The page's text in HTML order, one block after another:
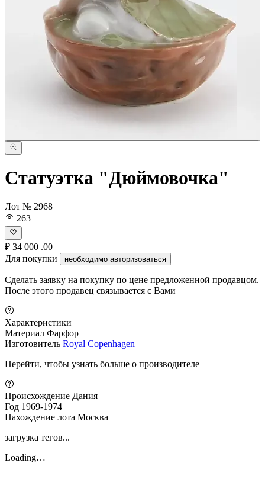
Статуэтка "Дюймовочка"
Лот № 2968
263
₽ 34 000 .00
Для покупки
необходимо авторизоваться
Сделать заявку на покупку по цене предложенной продавцом.
После этого продавец связывается с Вами
Характеристики
Материал Фарфор
Изготовитель Royal Copenhagen
Перейти, чтобы узнать больше о производителе
Происхождение Дания
Год 1969-1974
Нахождение лота Москва
загрузка тегов...
Loading…